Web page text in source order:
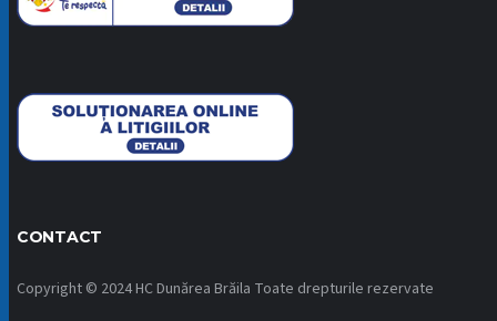
CONTACT
Copyright © 2024 HC Dunărea Brăila Toate drepturile rezervate